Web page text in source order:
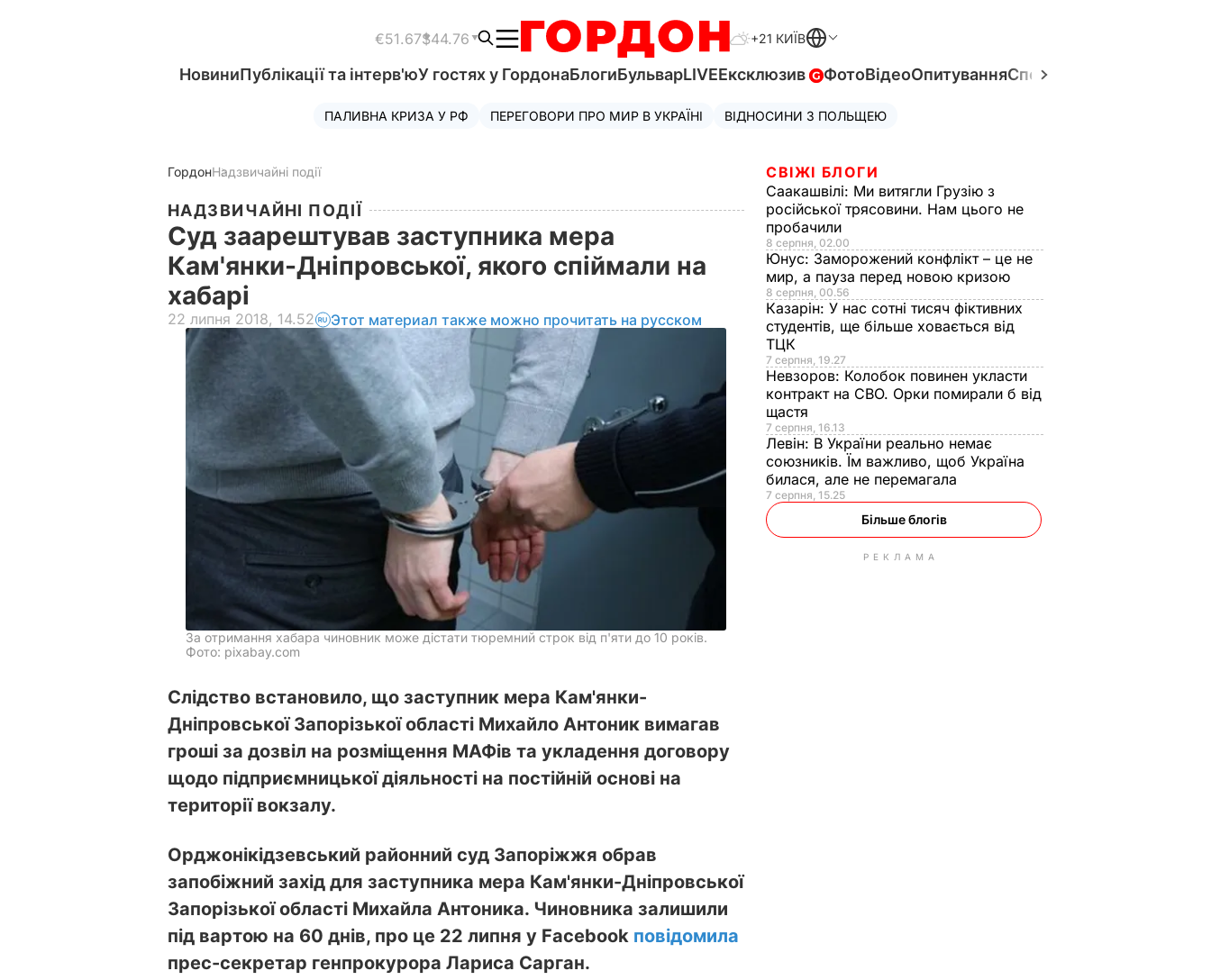
€51.67$44.76 +21 КИЇВ
НовиниПублікації та інтерв'юУ гостях у ГордонаБлогиБульварLIVEЕксклюзив ФотоВідеоОпитуванняСпецпроєкти
ПАЛИВНА КРИЗА У РФ ПЕРЕГОВОРИ ПРО МИР В УКРАЇНІ ВІДНОСИНИ З ПОЛЬЩЕЮ
ГордонНадзвичайні події
НАДЗВИЧАЙНІ ПОДІЇ
Суд заарештував заступника мера
Кам'янки-Дніпровської, якого спіймали на
хабарі
22 липня 2018, 14.52 Этот материал также можно прочитать на русском
За отримання хабара чиновник може дістати тюремний строк від п'яти до 10 років.
Фото: pixabay.com
Слідство встановило, що заступник мера Кам'янки-
Дніпровської Запорізької області Михайло Антоник вимагав
гроші за дозвіл на розміщення МАФів та укладення договору
щодо підприємницької діяльності на постійній основі на
території вокзалу.
Орджонікідзевський районний суд Запоріжжя обрав
запобіжний захід для заступника мера Кам'янки-Дніпровської
Запорізької області Михайла Антоника. Чиновника залишили
під вартою на 60 днів, про це 22 липня у Facebook повідомила
прес-секретар генпрокурора Лариса Сарган.
СВІЖІ БЛОГИ
Саакашвілі: Ми витягли Грузію з
російської трясовини. Нам цього не
пробачили
8 серпня, 02.00
Юнус: Заморожений конфлікт – це не
мир, а пауза перед новою кризою
8 серпня, 00.56
Казарін: У нас сотні тисяч фіктивних
студентів, ще більше ховається від
ТЦК
7 серпня, 19.27
Невзоров: Колобок повинен укласти
контракт на СВО. Орки помирали б від
щастя
7 серпня, 16.13
Левін: В України реально немає
союзників. Їм важливо, щоб Україна
билася, але не перемагала
7 серпня, 15.25
Більше блогів
РЕКЛАМА